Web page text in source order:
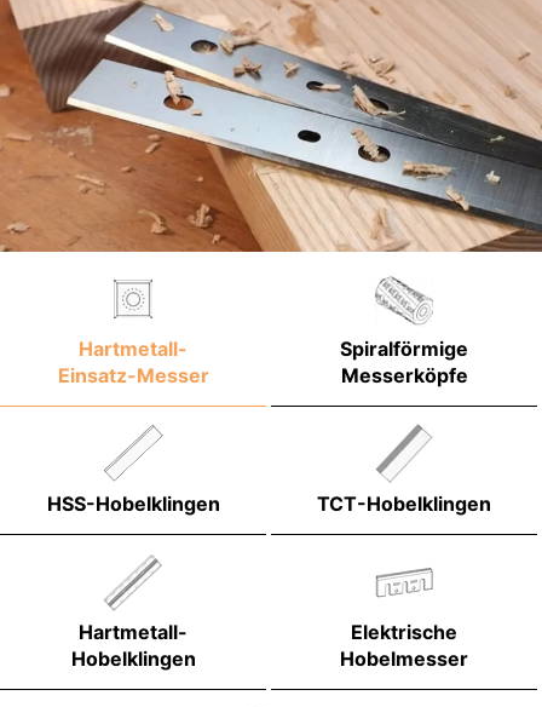
Hartmetall-
Einsatz-Messer
Spiralförmige
Messerköpfe
HSS-Hobelklingen TCT-Hobelklingen
Hartmetall-
Hobelklingen
Elektrische
Hobelmesser